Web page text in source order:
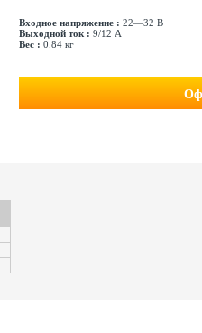
Входное напряжение : 22—32 В
Выходной ток : 9/12 А
Вес : 0.84 кг